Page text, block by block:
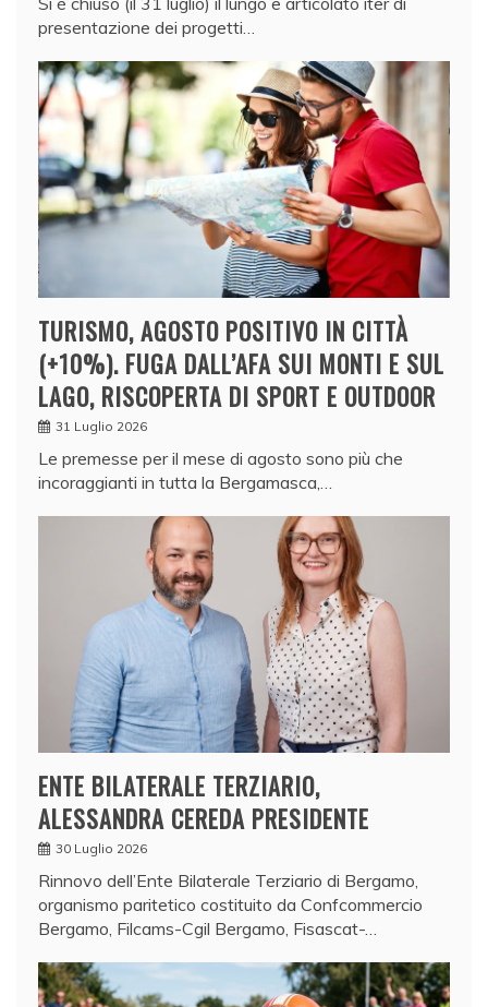
presentazione dei progetti…
TURISMO, AGOSTO POSITIVO IN CITTÀ
(+10%). FUGA DALL’AFA SUI MONTI E SUL
LAGO, RISCOPERTA DI SPORT E OUTDOOR
31 Luglio 2026
Le premesse per il mese di agosto sono più che
incoraggianti in tutta la Bergamasca,…
ENTE BILATERALE TERZIARIO,
ALESSANDRA CEREDA PRESIDENTE
30 Luglio 2026
Rinnovo dell’Ente Bilaterale Terziario di Bergamo,
organismo paritetico costituito da Confcommercio
Bergamo, Filcams-Cgil Bergamo, Fisascat-…